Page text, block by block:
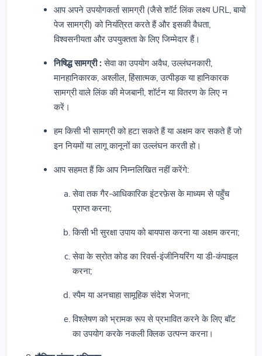
आप अपने उपयोगकर्ता सामग्री (जैसे शॉर्ट लिंक लक्ष्य URL, बायो
पेज सामग्री) को नियंत्रित करते हैं और इसकी वैधता,
विश्वसनीयता और उपयुक्तता के लिए जिम्मेदार हैं।
निषिद्ध सामग्री : सेवा का उपयोग अवैध, उल्लंघनकारी,
मानहानिकारक, अश्लील, हिंसात्मक, उत्पीड़क या हानिकारक
सामग्री वाले लिंक की मेजबानी, शॉर्टन या वितरण के लिए न
करें।
हम किसी भी सामग्री को हटा सकते हैं या अक्षम कर सकते हैं जो
इन नियमों या लागू कानूनों का उल्लंघन करती हो।
आप सहमत हैं कि आप निम्नलिखित नहीं करेंगे:
सेवा तक गैर-आधिकारिक इंटरफ़ेस के माध्यम से पहुँच
प्राप्त करना;
किसी भी सुरक्षा उपाय को बायपास करना या अक्षम करना;
सेवा के स्रोत कोड का रिवर्स-इंजीनियरिंग या डी-कंपाइल
करना;
स्पैम या अनचाहा सामूहिक संदेश भेजना;
विश्लेषण को भ्रामक रूप से प्रभावित करने के लिए बॉट
का उपयोग करके नकली क्लिक उत्पन्न करना।